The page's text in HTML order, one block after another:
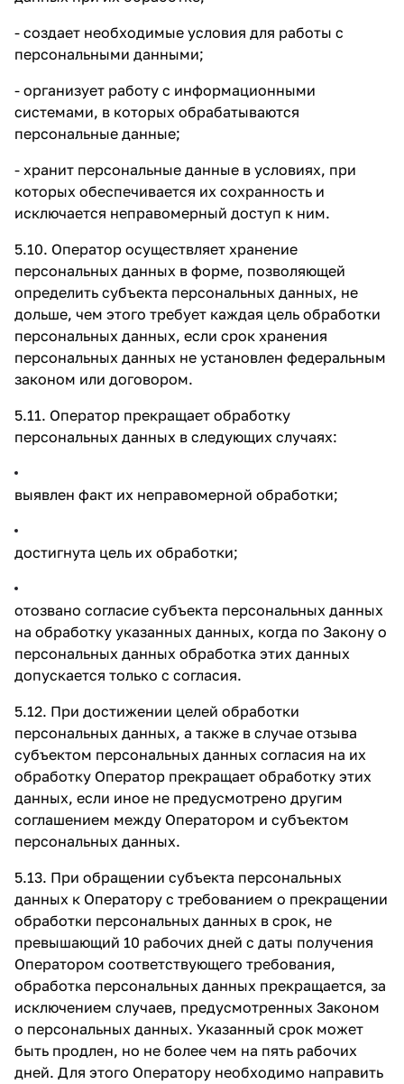
- создает необходимые условия для работы с
персональными данными;
- организует работу с информационными
системами, в которых обрабатываются
персональные данные;
- хранит персональные данные в условиях, при
которых обеспечивается их сохранность и
исключается неправомерный доступ к ним.
5.10. Оператор осуществляет хранение
персональных данных в форме, позволяющей
определить субъекта персональных данных, не
дольше, чем этого требует каждая цель обработки
персональных данных, если срок хранения
персональных данных не установлен федеральным
законом или договором.
5.11. Оператор прекращает обработку
персональных данных в следующих случаях:
выявлен факт их неправомерной обработки;
достигнута цель их обработки;
отозвано согласие субъекта персональных данных
на обработку указанных данных, когда по Закону о
персональных данных обработка этих данных
допускается только с согласия.
5.12. При достижении целей обработки
персональных данных, а также в случае отзыва
субъектом персональных данных согласия на их
обработку Оператор прекращает обработку этих
данных, если иное не предусмотрено другим
соглашением между Оператором и субъектом
персональных данных.
5.13. При обращении субъекта персональных
данных к Оператору с требованием о прекращении
обработки персональных данных в срок, не
превышающий 10 рабочих дней с даты получения
Оператором соответствующего требования,
обработка персональных данных прекращается, за
исключением случаев, предусмотренных Законом
о персональных данных. Указанный срок может
быть продлен, но не более чем на пять рабочих
дней. Для этого Оператору необходимо направить